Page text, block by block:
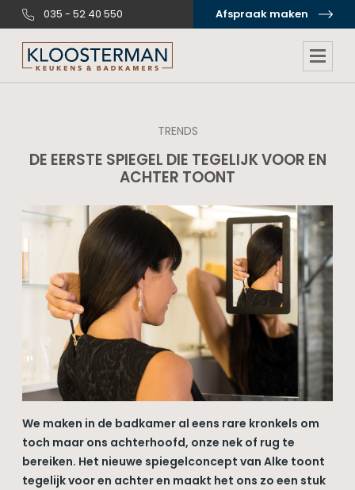
035 - 52 40 550 Afspraak maken
TRENDS
DE EERSTE SPIEGEL DIE TEGELIJK VOOR EN
ACHTER TOONT
We maken in de badkamer al eens rare kronkels om
toch maar ons achterhoofd, onze nek of rug te
bereiken. Het nieuwe spiegelconcept van Alke toont
tegelijk voor en achter en maakt het ons zo een stuk